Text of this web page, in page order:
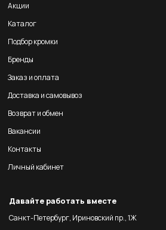
Акции
Каталог
Подбор кромки
Бренды
Заказ и оплата
Доставка и самовывоз
Возврат и обмен
Вакансии
Контакты
Личный кабинет
Давайте работать вместе
Санкт-Петербург, Ириновский пр., 1Ж